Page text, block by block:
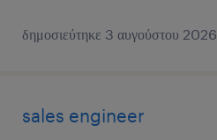
δημοσιεύτηκε 3 αυγούστου 2026
sales engineer